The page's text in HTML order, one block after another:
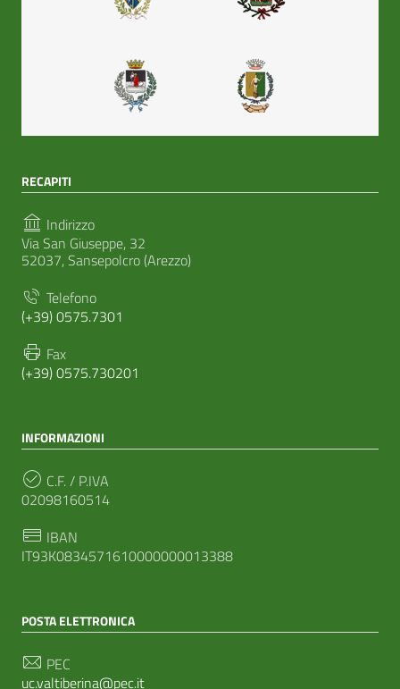
RECAPITI
Indirizzo
Via San Giuseppe, 32
52037, Sansepolcro (Arezzo)
Telefono
(+39) 0575.7301
Fax
(+39) 0575.730201
INFORMAZIONI
C.F. / P.IVA
02098160514
IBAN
IT93K0834571610000000013388
POSTA ELETTRONICA
PEC
uc.valtiberina@pec.it